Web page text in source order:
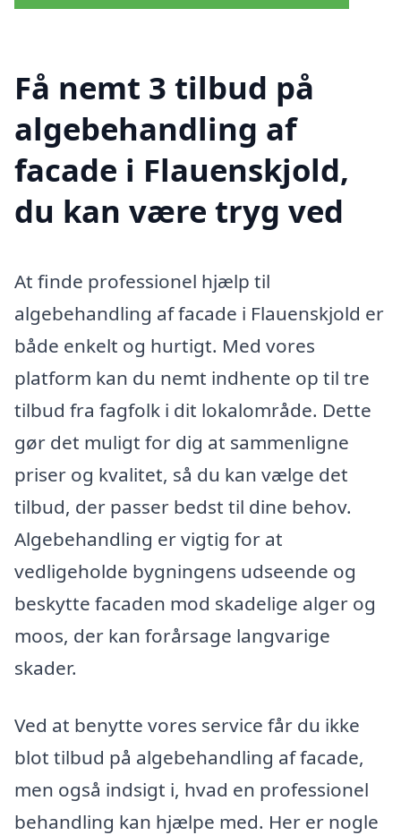
Få nemt 3 tilbud på
algebehandling af
facade i Flauenskjold,
du kan være tryg ved
At finde professionel hjælp til
algebehandling af facade i Flauenskjold er
både enkelt og hurtigt. Med vores
platform kan du nemt indhente op til tre
tilbud fra fagfolk i dit lokalområde. Dette
gør det muligt for dig at sammenligne
priser og kvalitet, så du kan vælge det
tilbud, der passer bedst til dine behov.
Algebehandling er vigtig for at
vedligeholde bygningens udseende og
beskytte facaden mod skadelige alger og
moos, der kan forårsage langvarige
skader.
Ved at benytte vores service får du ikke
blot tilbud på algebehandling af facade,
men også indsigt i, hvad en professionel
behandling kan hjælpe med. Her er nogle